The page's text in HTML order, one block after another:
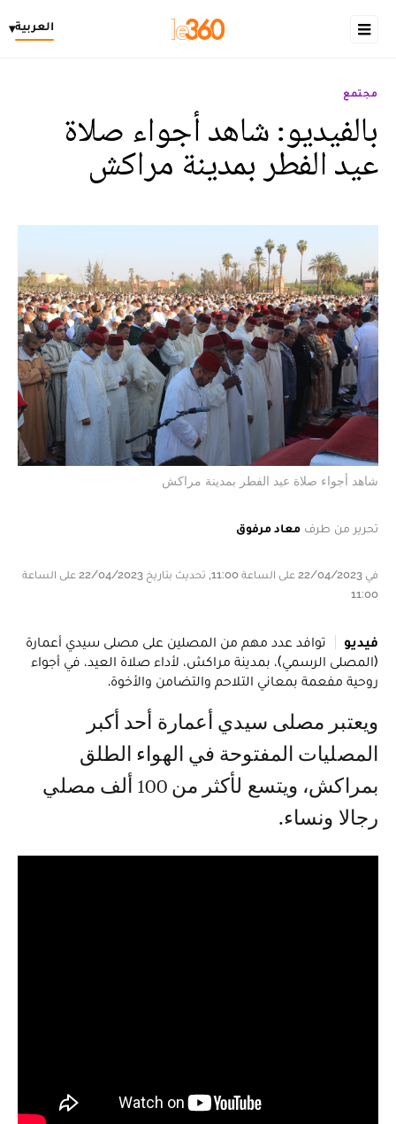
العربية▾
مجتمع
بالفيديو: شاهد أجواء صلاة
عيد الفطر بمدينة مراكش
شاهد أجواء صلاة عيد الفطر بمدينة مراكش
تحرير من طرف معاد مرفوق
في 22/04/2023 على الساعة 11:00, تحديث بتاريخ 22/04/2023 على الساعة
11:00
فيديو
توافد عدد مهم من المصلين على مصلى سيدي أعمارة
(المصلى الرسمي)، بمدينة مراكش، لأداء صلاة العيد، في أجواء
روحية مفعمة بمعاني التلاحم والتضامن والأخوة.
ويعتبر مصلى سيدي أعمارة أحد أكبر
المصليات المفتوحة في الهواء الطلق
بمراكش، ويتسع لأكثر من 100 ألف مصلي
رجالا ونساء.